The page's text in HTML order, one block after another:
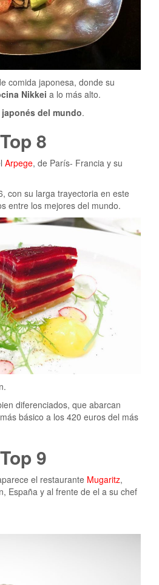
comida japonesa, donde su
Nikkei a lo más alto.
del mundo.
Top 8
Arpege, de París- Francia y su
con su larga trayectoria en este
entre los mejores del mundo.
diferenciados, que abarcan
básico a los 420 euros del más
Top 9
el restaurante Mugaritz,
España y al frente de el a su chef